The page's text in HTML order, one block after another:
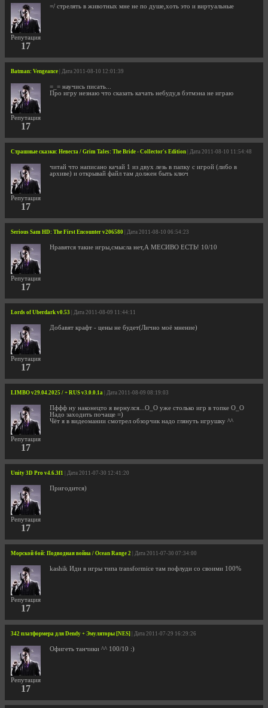
Репутация
17
=/ стрелять в животных мне не по душе,хоть это и виртуальные
Batman: Vengeance | Дата 2011-08-10 12:01:39
Репутация
17
=_= научись писать...
Про игру незнаю что сказать качать небуду,в бэтмэна не играю
Страшные сказки: Невеста / Grim Tales: The Bride - Collector's Edition | Дата 2011-08-10 11:54:48
Репутация
17
читай что написано качай 1 из двух лезь в папку с игрой (либо в
архиве) и открывай файл там должен быть ключ
Serious Sam HD: The First Encounter v206580 | Дата 2011-08-10 06:54:23
Репутация
17
Нравятся такие игры,смысла нет,А МЕСИВО ЕСТЬ! 10/10
Lords of Uberdark v0.53 | Дата 2011-08-09 11:44:11
Репутация
17
Добавят крафт - цены не будет(Лично моё мнение)
LIMBO v29.04.2025 / + RUS v3.0.0.1a | Дата 2011-08-09 08:19:03
Репутация
17
Пффф ну наконецто я вернулся...О_О уже столько игр в топке О_О
Надо заходить почаще =)
Чёт я в видеомании смотрел обзорчик надо глянуть игрушку ^^
Unity 3D Pro v4.6.3f1 | Дата 2011-07-30 12:41:20
Репутация
17
Пригодится)
Морской бой: Подводная война / Ocean Range 2 | Дата 2011-07-30 07:34:00
Репутация
17
kashik Иди в игры типа transformice там пофлуди со своими 100%
342 платформера для Dendy + Эмуляторы [NES] | Дата 2011-07-29 16:29:26
Репутация
17
Офигеть танчики ^^ 100/10 :)